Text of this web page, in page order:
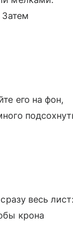
его на фон,
весь лист:
крона